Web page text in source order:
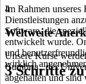
Im Rahmen unseres
Dienstleistungen
Software, die
entwickelt wurde.
und
wirklich
4
Weltweite
Unsere Kurse
Cumbria , der
abgehalten und
3 Schritte